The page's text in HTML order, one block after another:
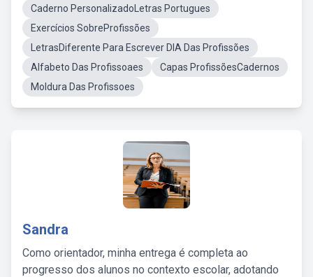
Caderno PersonalizadoLetras Portugues
Exercícios SobreProfissões
LetrasDiferente Para Escrever DIA Das Profissões
Alfabeto Das Profissoaes
Capas ProfissõesCadernos
Moldura Das Profissoes
Sandra
Como orientador, minha entrega é completa ao
progresso dos alunos no contexto escolar, adotando